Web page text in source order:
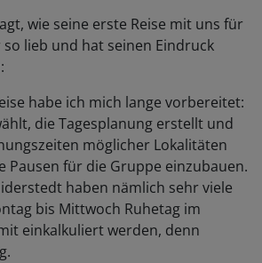
wie seine erste Reise mit uns für
lieb und hat seinen Eindruck
habe ich mich lange vorbereitet:
die Tagesplanung erstellt und
möglicher Lokalitäten
Pausen für die Gruppe einzubauen.
haben nämlich sehr viele
bis Mittwoch Ruhetag im
einkalkuliert werden, denn